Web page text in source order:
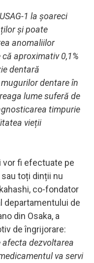
1 la șoareci
și poate
anomaliilor
aproximativ 0,1%
dentară
dentare în
lume suferă de
timpurie
vieții
vor fi efectuate pe
toți dinții nu
co-fondator
departamentului de
din Osaka, a
de îngrijorare:
dezvoltarea
va servi